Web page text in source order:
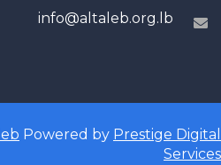
info@altaleb.org.lb
Powered by Prestige Digital
Services